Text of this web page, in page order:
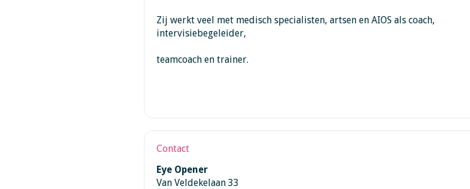
Zij werkt veel met medisch specialisten, artsen en AIOS als coach,
intervisiebegeleider,
teamcoach en trainer.
Contact
Eye Opener
Van Veldekelaan 33